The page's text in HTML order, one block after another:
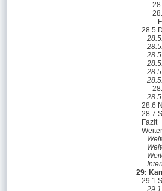
28.5
28.6
28.7
Fazit
29:
29.1